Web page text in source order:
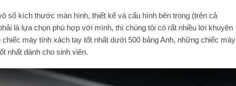
số kích thước màn hình, thiết kế và cấu hình bên trong (trên cả
là lựa chọn phù hợp với mình, thì chúng tôi có rất nhiều lời khuyên
máy tính xách tay tốt nhất dưới 500 bảng Anh, những chiếc máy
nhất dành cho sinh viên.